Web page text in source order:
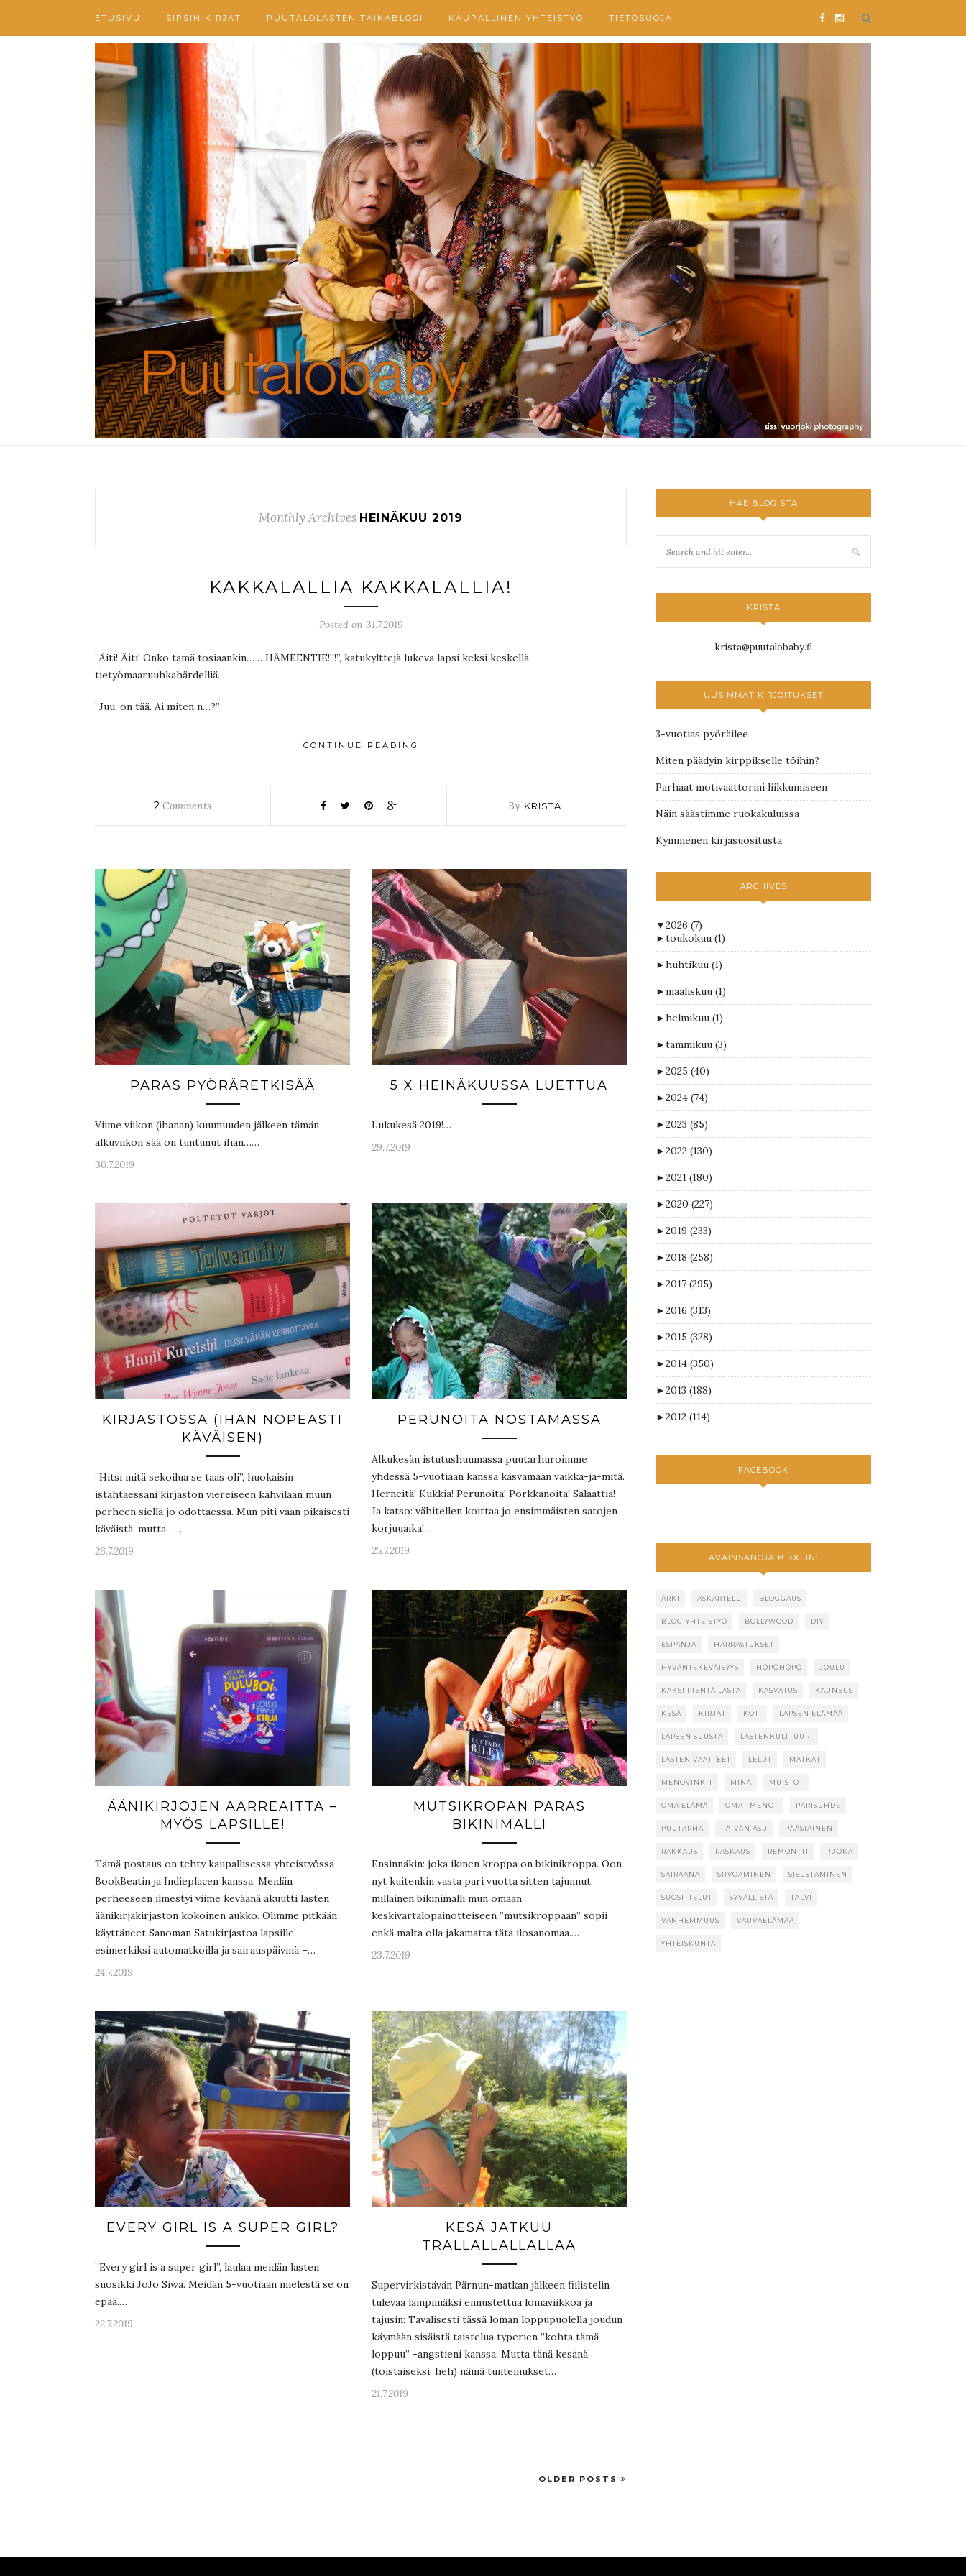
ETUSIVU SIPSIN KIRJAT PUUTALOLASTEN TAIKABLOGI KAUPALLINEN YHTEISTYÖ TIETOSUOJA
Monthly Archives HEINÄKUU 2019
KAKKALALLIA KAKKALALLIA!
Posted on 31.7.2019
”Äiti! Äiti! Onko tämä tosiaankin… …HÄMEENTIE!!!!”, katukylttejä lukeva lapsi keksi keskellä
tietyömaaruuhkahärdelliä.
”Juu, on tää. Ai miten n…?”
CONTINUE READING
2 Comments By KRISTA
PARAS PYÖRÄRETKISÄÄ
Viime viikon (ihanan) kuumuuden jälkeen tämän
alkuviikon sää on tuntunut ihan……
30.7.2019
5 X HEINÄKUUSSA LUETTUA
Lukukesä 2019!…
29.7.2019
KIRJASTOSSA (IHAN NOPEASTI
KÄVÄISEN)
”Hitsi mitä sekoilua se taas oli”, huokaisin
istahtaessani kirjaston viereiseen kahvilaan muun
perheen siellä jo odottaessa. Mun piti vaan pikaisesti
käväistä, mutta……
26.7.2019
PERUNOITA NOSTAMASSA
Alkukesän istutushuumassa puutarhuroimme
yhdessä 5-vuotiaan kanssa kasvamaan vaikka-ja-mitä.
Herneitä! Kukkia! Perunoita! Porkkanoita! Salaattia!
Ja katso: vähitellen koittaa jo ensimmäisten satojen
korjuuaika!…
25.7.2019
ÄÄNIKIRJOJEN AARREAITTA –
MYÖS LAPSILLE!
Tämä postaus on tehty kaupallisessa yhteistyössä
BookBeatin ja Indieplacen kanssa. Meidän
perheeseen ilmestyi viime keväänä akuutti lasten
äänikirjakirjaston kokoinen aukko. Olimme pitkään
käyttäneet Sanoman Satukirjastoa lapsille,
esimerkiksi automatkoilla ja sairauspäivinä –…
24.7.2019
MUTSIKROPAN PARAS
BIKINIMALLI
Ensinnäkin: joka ikinen kroppa on bikinikroppa. Oon
nyt kuitenkin vasta pari vuotta sitten tajunnut,
millainen bikinimalli mun omaan
keskivartalopainotteiseen ”mutsikroppaan” sopii
enkä malta olla jakamatta tätä ilosanomaa.…
23.7.2019
EVERY GIRL IS A SUPER GIRL?
”Every girl is a super girl”, laulaa meidän lasten
suosikki JoJo Siwa. Meidän 5-vuotiaan mielestä se on
epää.…
22.7.2019
KESÄ JATKUU
TRALLALLALLALLAA
Supervirkistävän Pärnun-matkan jälkeen fiilistelin
tulevaa lämpimäksi ennustettua lomaviikkoa ja
tajusin: Tavalisesti tässä loman loppupuolella joudun
käymään sisäistä taistelua typerien ”kohta tämä
loppuu” -angstieni kanssa. Mutta tänä kesänä
(toistaiseksi, heh) nämä tuntemukset…
21.7.2019
OLDER POSTS
HAE BLOGISTA
KRISTA
krista@puutalobaby.fi
UUSIMMAT KIRJOITUKSET
3-vuotias pyöräilee
Miten päädyin kirppikselle töihin?
Parhaat motivaattorini liikkumiseen
Näin säästimme ruokakuluissa
Kymmenen kirjasuositusta
ARCHIVES
▼2026 (7)
►toukokuu (1)
►huhtikuu (1)
►maaliskuu (1)
►helmikuu (1)
►tammikuu (3)
►2025 (40)
►2024 (74)
►2023 (85)
►2022 (130)
►2021 (180)
►2020 (227)
►2019 (233)
►2018 (258)
►2017 (295)
►2016 (313)
►2015 (328)
►2014 (350)
►2013 (188)
►2012 (114)
FACEBOOK
AVAINSANOJA BLOGIIN:
ARKI ASKARTELU BLOGGAUS
BLOGIYHTEISTYÖ BOLLYWOOD DIY
ESPANJA HARRASTUKSET
HYVÄNTEKEVÄISYYS HÖPÖHÖPÖ JOULU
KAKSI PIENTÄ LASTA KASVATUS KAUNEUS
KESÄ KIRJAT KOTI LAPSEN ELÄMÄÄ
LAPSEN SUUSTA LASTENKULTTUURI
LASTEN VAATTEET LELUT MATKAT
MENOVINKIT MINÄ MUISTOT
OMA ELÄMÄ OMAT MENOT PARISUHDE
PUUTARHA PÄIVÄN ASU PÄÄSIÄINEN
RAKKAUS RASKAUS REMONTTI RUOKA
SAIRAANA SIIVOAMINEN SISUSTAMINEN
SUOSITTELUT SYVÄLLISTÄ TALVI
VANHEMMUUS VAUVAELÄMÄÄ
YHTEISKUNTA